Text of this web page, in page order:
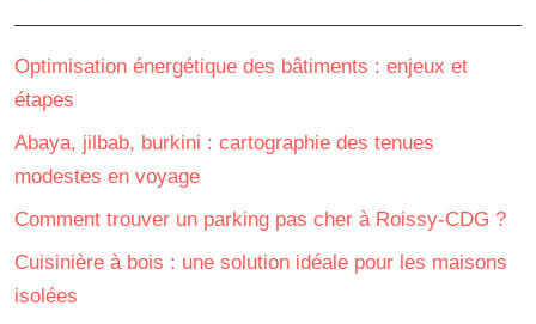
Optimisation énergétique des bâtiments : enjeux et
étapes
Abaya, jilbab, burkini : cartographie des tenues
modestes en voyage
Comment trouver un parking pas cher à Roissy-CDG ?
Cuisinière à bois : une solution idéale pour les maisons
isolées